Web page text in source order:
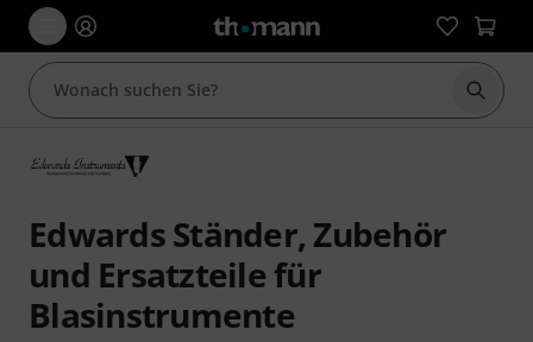
Suche
Edwards Ständer, Zubehör
und Ersatzteile für
Blasinstrumente